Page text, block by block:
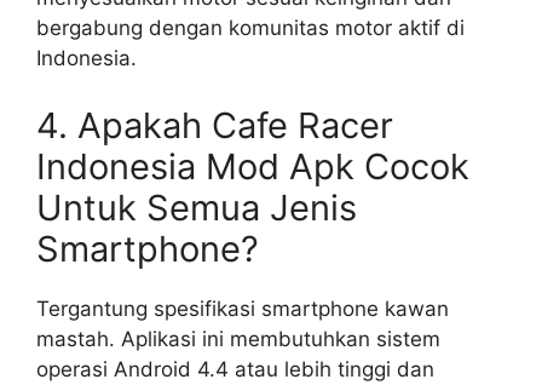
bergabung dengan komunitas motor aktif di
Indonesia.
4. Apakah Cafe Racer
Indonesia Mod Apk Cocok
Untuk Semua Jenis
Smartphone?
Tergantung spesifikasi smartphone kawan
mastah. Aplikasi ini membutuhkan sistem
operasi Android 4.4 atau lebih tinggi dan